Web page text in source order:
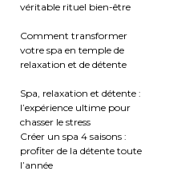
véritable rituel bien-être
Comment transformer
votre spa en temple de
relaxation et de détente
Spa, relaxation et détente :
l’expérience ultime pour
chasser le stress
Créer un spa 4 saisons :
profiter de la détente toute
l’année